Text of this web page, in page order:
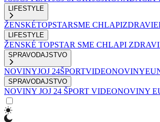
LIFESTYLE
ŽENSKÉTOPSTARSME CHLAPIZDRAVIE
LIFESTYLE
ŽENSKÉ TOPSTAR SME CHLAPI
SPRAVODAJSTVO
NOVINYJOJ 24ŠPORTVIDEONOVINY
SPRAVODAJSTVO
NOVINY JOJ 24 ŠPORT VIDEONOVINY